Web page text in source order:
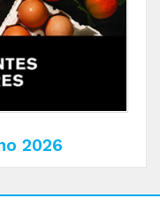
2026